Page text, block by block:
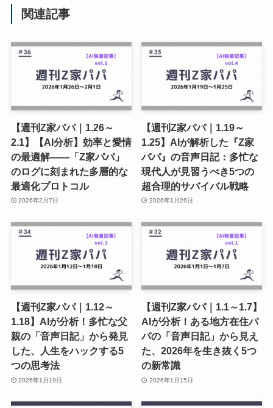
ブログで月収7桁を複数回達成。
「ツタエル富山～Z家の日常～」を運営。
2024.3に脱サラしました。
関連記事
【週刊Z家パパ｜1.26～
2.1】【AI分析】効率と愛情
の最適解――「Z家パパ」
のログに刻まれた多層的な
最適化プロトコル
2026年2月7日
【週刊Z家パパ｜1.19～
1.25】AIが解析した『Z家
パパ』の音声日記：多忙な
現代人が見習うべき5つの
超合理的サバイバル戦略
2026年1月26日